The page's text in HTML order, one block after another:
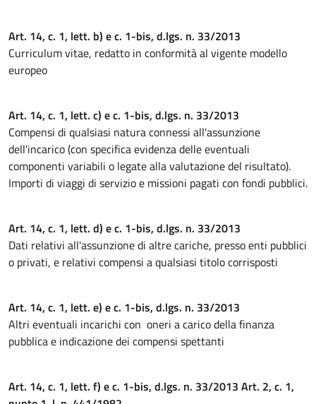
Art. 14, c. 1, lett. b) e c. 1-bis, d.lgs. n. 33/2013
Curriculum vitae, redatto in conformità al vigente modello
europeo
Art. 14, c. 1, lett. c) e c. 1-bis, d.lgs. n. 33/2013
Compensi di qualsiasi natura connessi all'assunzione
dell'incarico (con specifica evidenza delle eventuali
componenti variabili o legate alla valutazione del risultato).
Importi di viaggi di servizio e missioni pagati con fondi pubblici.
Art. 14, c. 1, lett. d) e c. 1-bis, d.lgs. n. 33/2013
Dati relativi all'assunzione di altre cariche, presso enti pubblici
o privati, e relativi compensi a qualsiasi titolo corrisposti
Art. 14, c. 1, lett. e) e c. 1-bis, d.lgs. n. 33/2013
Altri eventuali incarichi con oneri a carico della finanza
pubblica e indicazione dei compensi spettanti
Art. 14, c. 1, lett. f) e c. 1-bis, d.lgs. n. 33/2013 Art. 2, c. 1,